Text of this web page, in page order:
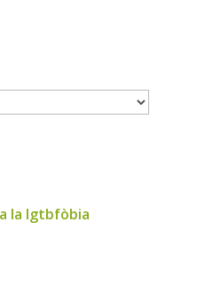
la lgtbfòbia